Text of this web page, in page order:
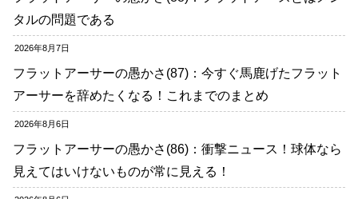
タルの問題である
2026年8月7日
フラットアーサーの愚かさ(87)：今すぐ馬鹿げたフラット
アーサーを辞めたくなる！これまでのまとめ
2026年8月6日
フラットアーサーの愚かさ(86)：衝撃ニュース！球体なら
見えてはいけないものが常に見える！